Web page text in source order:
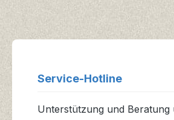
Service-Hotline
Unterstützung und Beratung